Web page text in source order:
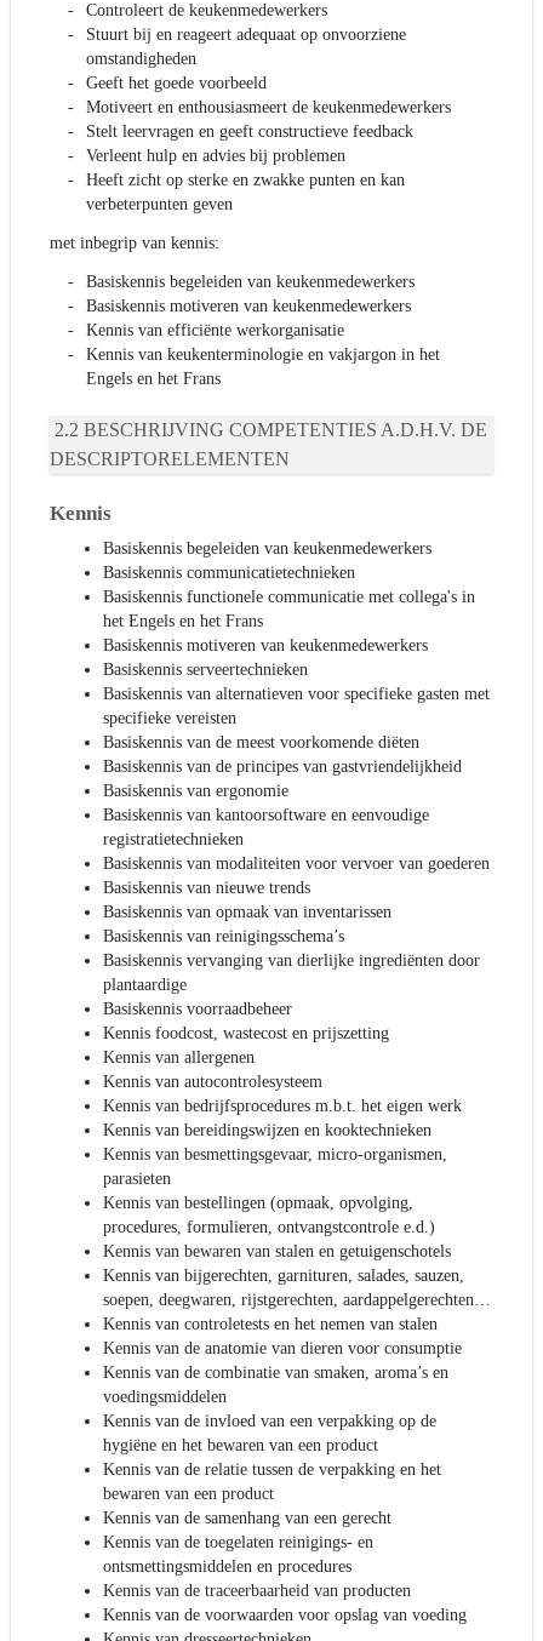
Controleert de keukenmedewerkers
Stuurt bij en reageert adequaat op onvoorziene
omstandigheden
Geeft het goede voorbeeld
Motiveert en enthousiasmeert de keukenmedewerkers
Stelt leervragen en geeft constructieve feedback
Verleent hulp en advies bij problemen
Heeft zicht op sterke en zwakke punten en kan
verbeterpunten geven
met inbegrip van kennis:
Basiskennis begeleiden van keukenmedewerkers
Basiskennis motiveren van keukenmedewerkers
Kennis van efficiënte werkorganisatie
Kennis van keukenterminologie en vakjargon in het
Engels en het Frans
BESCHRIJVING COMPETENTIES A.D.H.V. DE
DESCRIPTORELEMENTEN
Kennis
Basiskennis begeleiden van keukenmedewerkers
Basiskennis communicatietechnieken
Basiskennis functionele communicatie met collega's in
het Engels en het Frans
Basiskennis motiveren van keukenmedewerkers
Basiskennis serveertechnieken
Basiskennis van alternatieven voor specifieke gasten met
specifieke vereisten
Basiskennis van de meest voorkomende diëten
Basiskennis van de principes van gastvriendelijkheid
Basiskennis van ergonomie
Basiskennis van kantoorsoftware en eenvoudige
registratietechnieken
Basiskennis van modaliteiten voor vervoer van goederen
Basiskennis van nieuwe trends
Basiskennis van opmaak van inventarissen
Basiskennis van reinigingsschema’s
Basiskennis vervanging van dierlijke ingrediënten door
plantaardige
Basiskennis voorraadbeheer
Kennis foodcost, wastecost en prijszetting
Kennis van allergenen
Kennis van autocontrolesysteem
Kennis van bedrijfsprocedures m.b.t. het eigen werk
Kennis van bereidingswijzen en kooktechnieken
Kennis van besmettingsgevaar, micro-organismen,
parasieten
Kennis van bestellingen (opmaak, opvolging,
procedures, formulieren, ontvangstcontrole e.d.)
Kennis van bewaren van stalen en getuigenschotels
Kennis van bijgerechten, garnituren, salades, sauzen,
soepen, deegwaren, rijstgerechten, aardappelgerechten…
Kennis van controletests en het nemen van stalen
Kennis van de anatomie van dieren voor consumptie
Kennis van de combinatie van smaken, aroma’s en
voedingsmiddelen
Kennis van de invloed van een verpakking op de
hygiëne en het bewaren van een product
Kennis van de relatie tussen de verpakking en het
bewaren van een product
Kennis van de samenhang van een gerecht
Kennis van de toegelaten reinigings- en
ontsmettingsmiddelen en procedures
Kennis van de traceerbaarheid van producten
Kennis van de voorwaarden voor opslag van voeding